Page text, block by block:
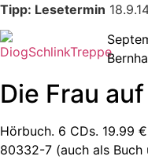
Tipp: Lesetermin
Die Frau
Hörbuch. 6 CDs. 19.99
80332-7 (auch als Buch